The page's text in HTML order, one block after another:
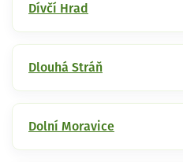
Dívčí Hrad
Dlouhá Stráň
Dolní Moravice